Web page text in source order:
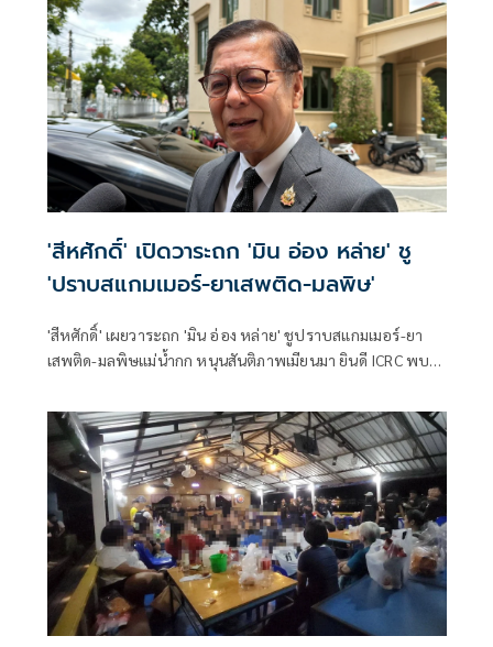
ประเทศ ประจำปีงบประมาณ พ.ศ. 2569 วงเงินรวม 16 ล้าน
บาท ตามที่กระทรวงยุติธรรม โดยสำนักงานคณะกรรมการ
ป้องกันและปราบปรามยาเสพติด หรือสำนักงาน ป.ป.ส.
'สีหศักดิ์' เปิดวาระถก 'มิน อ่อง หล่าย' ชู
'ปราบสแกมเมอร์-ยาเสพติด-มลพิษ'
'สีหศักดิ์' เผยวาระถก 'มิน อ่อง หล่าย' ชูปราบสแกมเมอร์-ยา
เสพติด-มลพิษแม่น้ำกก หนุนสันติภาพเมียนมา ยินดี ICRC พบ